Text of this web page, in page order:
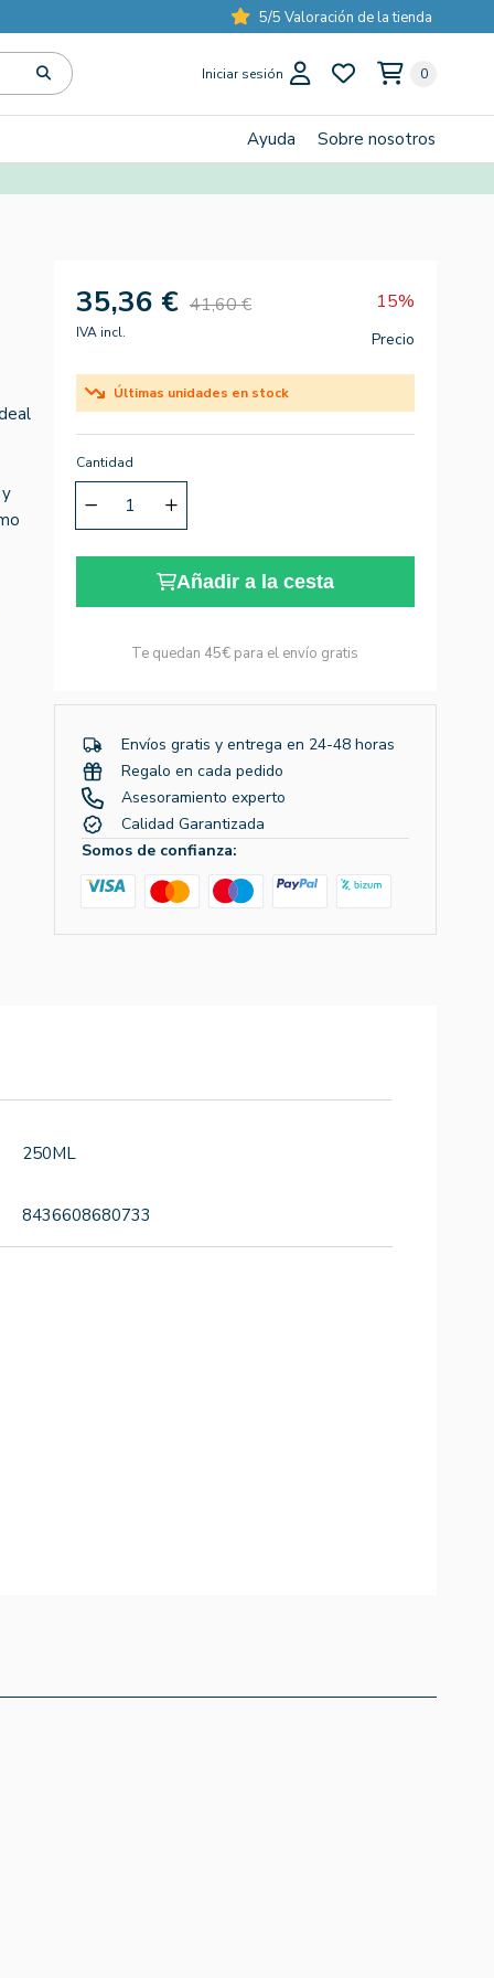
5/5 Valoración de la tienda
Iniciar sesión 0
Ayuda Sobre nosotros
35,36 € 41,60 € 15%
IVA incl. Precio
Últimas unidades en stock
Cantidad
Añadir a la cesta
Te quedan 45€ para el envío gratis
Envíos gratis y entrega en 24-48 horas
Regalo en cada pedido
Asesoramiento experto
Calidad Garantizada
Somos de confianza:
250ML
8436608680733